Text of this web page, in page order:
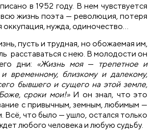
в 1952 году. В нем чувствуется
жизнь поэта — революция, потеря
нужда, одиночество…
пусть и трудная, но обожаемая им,
расставаться с нею. В молодости он
дни: «Жизнь моя — трепетное и
временному, близкому и далекому,
бывшего и сущего на этой земле,
сроки мои!» И он знал, что это
с привычным, земным, любимым —
что было — ушло, остался только
любого человека и любую судьбу.